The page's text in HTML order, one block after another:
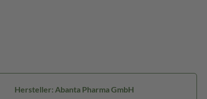
Hersteller: Abanta Pharma GmbH